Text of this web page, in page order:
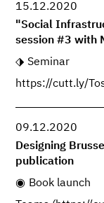
15.12.2020
"Social
session #3 with
Seminar
https://cutt.ly/
09.12.2020
Designing
publication
Book launch